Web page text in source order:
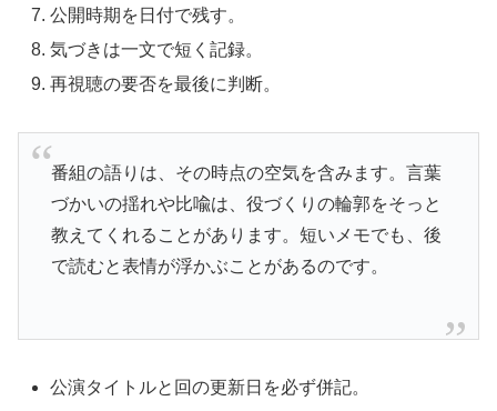
公開時期を日付で残す。
気づきは一文で短く記録。
再視聴の要否を最後に判断。
番組の語りは、その時点の空気を含みます。言葉
づかいの揺れや比喩は、役づくりの輪郭をそっと
教えてくれることがあります。短いメモでも、後
で読むと表情が浮かぶことがあるのです。
公演タイトルと回の更新日を必ず併記。